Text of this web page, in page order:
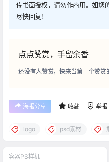
传书面授权，请勿作商用。如您
尽快回复！
点点赞赏，手留余香
还没有人赞赏，快来当第一个赞赏
海报分享 收藏 举报
logo psd素材
容器PS样机